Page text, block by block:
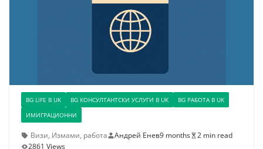
BG LIFE В UK BG КОНСУЛТАНТСКИ УСЛУГИ В UK
BG РАБОТА В UK
ИМИГРАЦИОННИ
Визи, Измами, работа Андрей Енев9 months
2 min read
2861 Views